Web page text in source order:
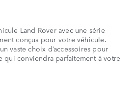
Land Rover avec une série
conçus pour votre véhicule.
vaste choix d’accessoires pour
qui conviendra parfaitement à votre